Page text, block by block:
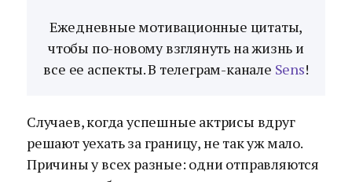
Ежедневные мотивационные цитаты,
чтобы по-новому взглянуть на жизнь и
все ее аспекты. В телеграм-канале Sens!
Случаев, когда успешные актрисы вдруг
решают уехать за границу, не так уж мало.
Причины у всех разные: одни отправляются